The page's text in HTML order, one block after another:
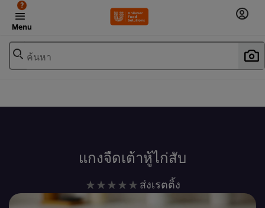
Menu
?
ค้นหา
แกงจืดเต้าหู้ไก่สับ
ไม่มี
การ
ส่งเรตติ้ง